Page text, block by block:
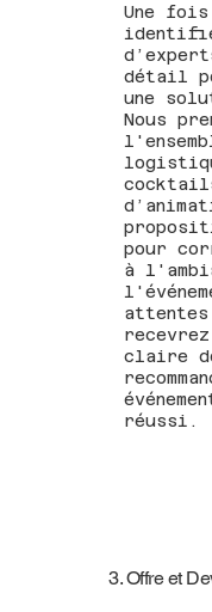
Une
détail
une
Nous
pour
à
claire
réussi.
3. Offre et